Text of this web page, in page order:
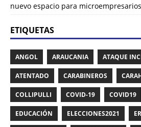
nuevo espacio para
ETIQUETAS
ANGOL ARAUCANIA ATAQUE
ATENTADO CARABINEROS
COLLIPULLI COVID-19 COVID19
EDUCACIÓN ELECCIONES2021